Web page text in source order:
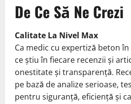
De Ce Să Ne Crezi
Calitate La Nivel Max
Ca medic cu expertiză beton
ce știu în fiecare recenzii și
onestitate și transparență.
pe bază de analize serioase,
pentru siguranță, eficiență și